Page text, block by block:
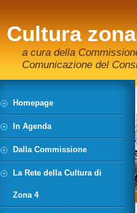
Cultura
a cura della
Comunicazione del
Homepage
In Agenda
Dalla Commissione
La Rete della Cultura di
Zona 4